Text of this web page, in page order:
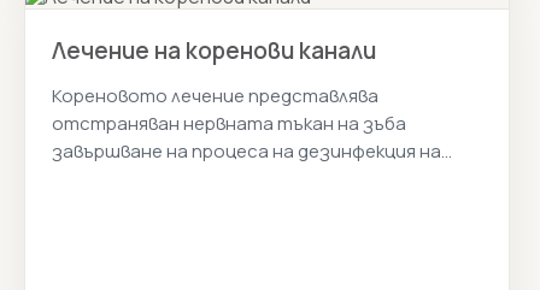
Лечение на коренови канали
Кореновото лечение представлява
отстраняван нервната тъкан на зъба
завършване на процеса на дезинфекция на